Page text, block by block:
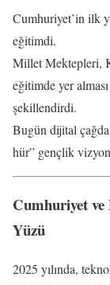
Cumhuriyet’in ilk
eğitimdi.
Millet Mektepleri,
eğitimde yer
şekillendirdi.
Bugün dijital
hür” gençlik
Cumhuriyet
Yüzü
2025 yılında,